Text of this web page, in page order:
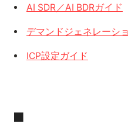
AI SDR／AI BDRガイド
デマンドジェネレーシ
ICP設定ガイド
■